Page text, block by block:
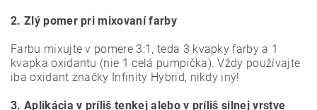
2. Zlý pomer pri mixovaní farby
Farbu mixujte v pomere 3:1, teda 3 kvapky farby a 1
kvapka oxidantu (nie 1 celá pumpička). Vždy používajte
iba oxidant značky Infinity Hybrid, nikdy iný!
3. Aplikácia v príliš tenkej alebo v príliš silnej vrstve